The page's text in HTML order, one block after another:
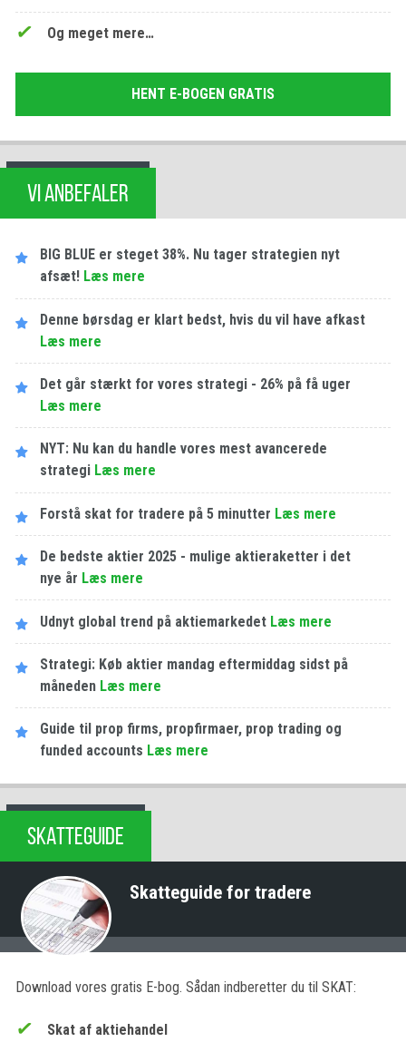
Og meget mere…
HENT E-BOGEN GRATIS
VI ANBEFALER
BIG BLUE er steget 38%. Nu tager strategien nyt
afsæt! Læs mere
Denne børsdag er klart bedst, hvis du vil have afkast
Læs mere
Det går stærkt for vores strategi - 26% på få uger
Læs mere
NYT: Nu kan du handle vores mest avancerede
strategi Læs mere
Forstå skat for tradere på 5 minutter Læs mere
De bedste aktier 2025 - mulige aktieraketter i det
nye år Læs mere
Udnyt global trend på aktiemarkedet Læs mere
Strategi: Køb aktier mandag eftermiddag sidst på
måneden Læs mere
Guide til prop firms, propfirmaer, prop trading og
funded accounts Læs mere
SKATTEGUIDE
Skatteguide for tradere
Download vores gratis E-bog. Sådan indberetter du til SKAT:
Skat af aktiehandel